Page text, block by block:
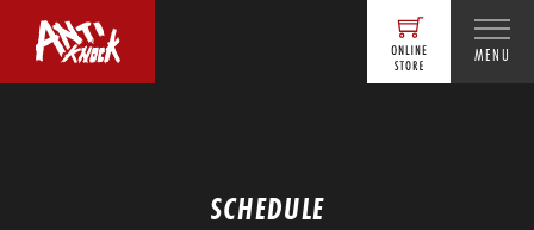
MENU
SCHEDULE